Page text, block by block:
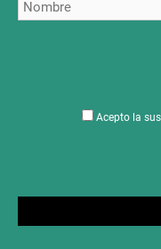
Acepto la